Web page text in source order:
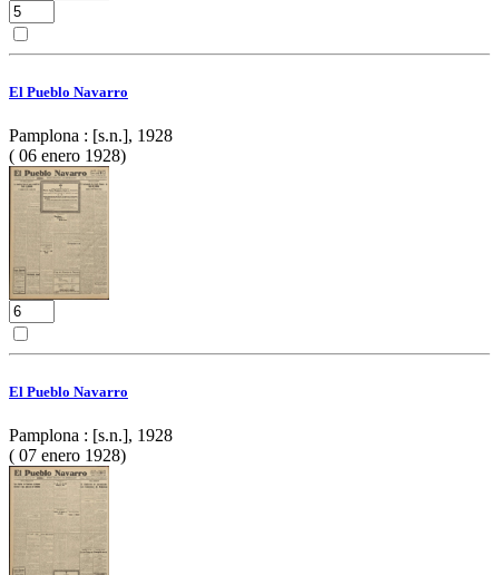
El Pueblo Navarro
Pamplona : [s.n.], 1928
( 06 enero 1928)
El Pueblo Navarro
Pamplona : [s.n.], 1928
( 07 enero 1928)